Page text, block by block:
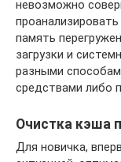
невозможно
память
загрузки и
разными
средствами либо
Очистка кэша
Для новичка,